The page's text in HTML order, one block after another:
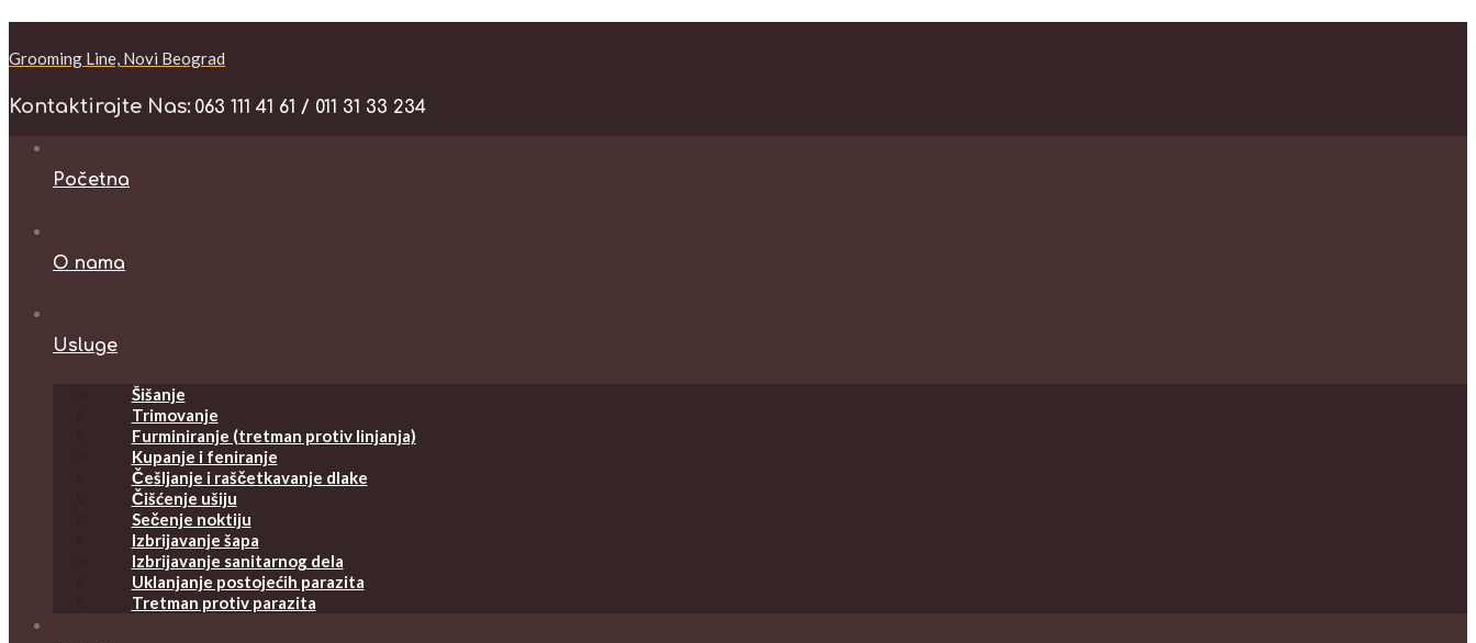
Grooming Line, Novi Beograd
Kontaktirajte Nas: 063 111 41 61 / 011 31 33 234
Početna
O nama
Usluge
Šišanje
Trimovanje
Furminiranje (tretman protiv linjanja)
Kupanje i feniranje
Češljanje i raščetkavanje dlake
Čišćenje ušiju
Sečenje noktiju
Izbrijavanje šapa
Izbrijavanje sanitarnog dela
Uklanjanje postojećih parazita
Tretman protiv parazita